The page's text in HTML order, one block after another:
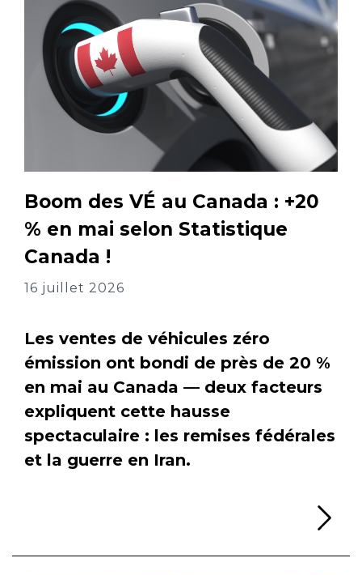
Boom des VÉ au Canada : +20
% en mai selon Statistique
Canada !
16 juillet 2026
Les ventes de véhicules zéro
émission ont bondi de près de 20 %
en mai au Canada — deux facteurs
expliquent cette hausse
spectaculaire : les remises fédérales
et la guerre en Iran.